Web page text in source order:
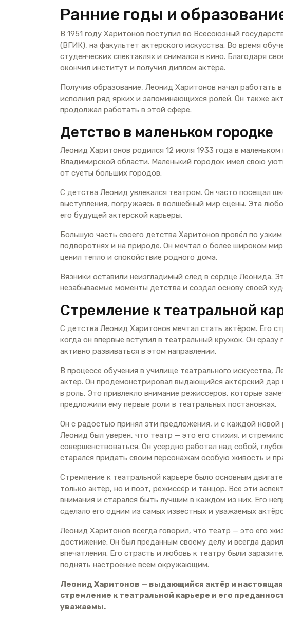
Ранние годы и
В 1951 году Харитонов поступил во Всесоюзный
(ВГИК), на факультет актерского искусства. Во время
студенческих спектаклях и снимался в кино. Благодаря
окончил институт и получил диплом актёра.
Получив образование, Леонид Харитонов начал работать
исполнил ряд ярких и запоминающихся ролей. Он также
продолжал работать в этой сфере.
Детство в маленьком городке
Леонид Харитонов родился 12 июля 1933 года в
Владимирской области. Маленький городок имел свою
от суеты больших городов.
С детства Леонид увлекался театром. Он часто посещал
выступления, погружаясь в волшебный мир сцены. Эта
его будущей актерской карьеры.
Большую часть своего детства Харитонов провёл по
подворотнях и на природе. Он мечтал о более широком
ценил тепло и спокойствие родного дома.
Вязники оставили неизгладимый след в сердце Леонида.
незабываемые моменты детства и создал основу своей
Стремление к театральной
С детства Леонид Харитонов мечтал стать актёром. Его
когда он впервые вступил в театральный кружок. Он сразу
активно развиваться в этом направлении.
В процессе обучения в училище театрального искусства,
актёр. Он продемонстрировал выдающийся актёрский дар
в роль. Это привлекло внимание режиссеров, которые
предложили ему первые роли в театральных постановках.
Он с радостью принял эти предложения, и с каждой новой
Леонид был уверен, что театр — это его стихия, и
совершенствоваться. Он усердно работал над собой,
старался придать своим персонажам особую живость и
Стремление к театральной карьере было основным
только актёр, но и поэт, режиссёр и танцор. Все эти
внимания и старался быть лучшим в каждом из них. Его
сделало его одним из самых известных и уважаемых
Леонид Харитонов всегда говорил, что театр — это его
достижение. Он был преданным своему делу и всегда
впечатления. Его страсть и любовь к театру были
поднять настроение всем окружающим.
Леонид Харитонов — выдающийся актёр и
стремление к театральной карьере и его
уважаемы.